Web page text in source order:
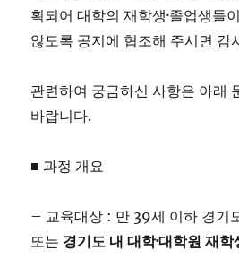
획되어 대학의 재학생·졸업생들
않도록 공지에 협조해 주시면 감
관련하여 궁금하신 사항은 아래
바랍니다.
■ 과정 개요
– 교육대상 : 만 39세 이하 경기
또는 경기도 내 대학·대학원 재학